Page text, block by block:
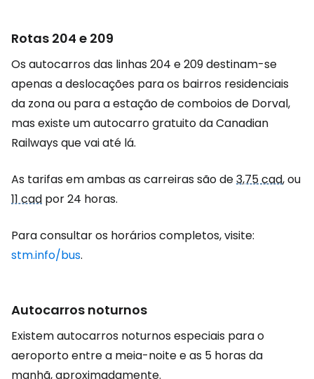
Rotas 204 e 209
Os autocarros das linhas 204 e 209 destinam-se
apenas a deslocações para os bairros residenciais
da zona ou para a estação de comboios de Dorval,
mas existe um autocarro gratuito da Canadian
Railways que vai até lá.
As tarifas em ambas as carreiras são de3,75 cad, ou
11 cad por 24 horas.
Para consultar os horários completos, visite:
stm.info/bus.
Autocarros noturnos
Existem autocarros noturnos especiais para o
aeroporto entre a meia-noite e as 5 horas da
manhã, aproximadamente.